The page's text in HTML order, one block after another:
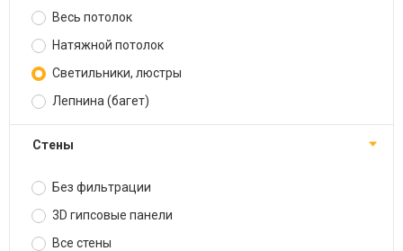
Весь потолок
Натяжной потолок
Светильники, люстры
Лепнина (багет)
Стены
Без фильтрации
3D гипсовые панели
Все стены